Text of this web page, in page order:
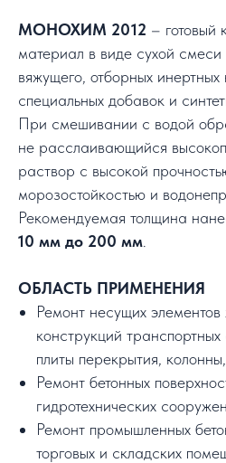
МОНОХИМ 2012 – готовый
материал в виде сухой
вяжущего, отборных инертных
специальных добавок и
При смешивании с водой
не расслаивающийся
раствор с высокой
морозостойкостью и
Рекомендуемая толщина
10 мм до 200 мм
ОБЛАСТЬ ПРИМЕНЕНИЯ
Ремонт несущих элементов
конструкций
плиты перекрытия,
Ремонт бетонных
гидротехнических
Ремонт промышленных
торговых и складских